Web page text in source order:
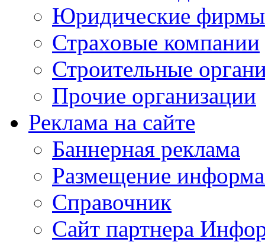
Юридические фирмы
Страховые компании
Строительные
Прочие организации
Реклама на сайте
Баннерная реклама
Размещение
Справочник
Сайт партнера